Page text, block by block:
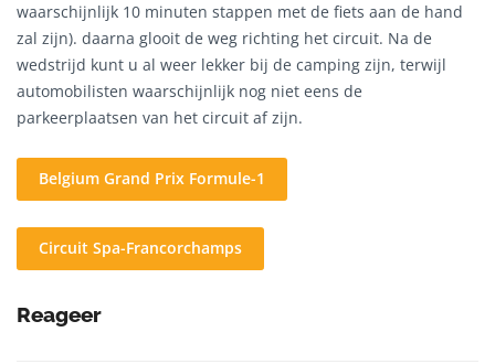
waarschijnlijk 10 minuten stappen met de fiets aan de hand
zal zijn). daarna glooit de weg richting het circuit. Na de
wedstrijd kunt u al weer lekker bij de camping zijn, terwijl
automobilisten waarschijnlijk nog niet eens de
parkeerplaatsen van het circuit af zijn.
Belgium Grand Prix Formule-1
Circuit Spa-Francorchamps
Reageer